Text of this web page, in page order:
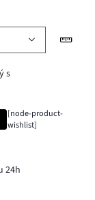
s
[node-product-
wishlist]
24h